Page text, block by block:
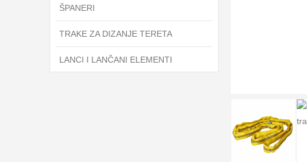
ŠPANERI
TRAKE ZA DIZANJE TERETA
LANCI I LANČANI ELEMENTI